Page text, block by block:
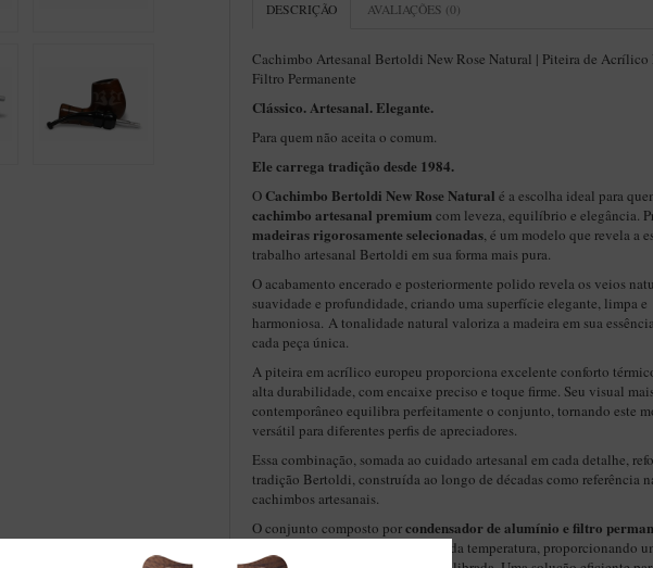
DESCRIÇÃO AVALIAÇÕES (0)
Cachimbo Artesanal Bertoldi New Rose Natural | Piteira de Acrílico
Filtro Permanente
Clássico. Artesanal. Elegante.
Para quem não aceita o comum.
Ele carrega tradição desde 1984.
O Cachimbo Bertoldi New Rose Natural é a escolha ideal para
cachimbo artesanal premium com leveza, equilíbrio e elegância.
madeiras rigorosamente selecionadas, é um modelo que revela a
trabalho artesanal Bertoldi em sua forma mais pura.
O acabamento encerado e posteriormente polido revela os veios
suavidade e profundidade, criando uma superfície elegante, limpa e
harmoniosa. A tonalidade natural valoriza a madeira em sua
cada peça única.
A piteira em acrílico europeu proporciona excelente conforto
alta durabilidade, com encaixe preciso e toque firme. Seu visual
contemporâneo equilibra perfeitamente o conjunto, tornando este
versátil para diferentes perfis de apreciadores.
Essa combinação, somada ao cuidado artesanal em cada detalhe,
tradição Bertoldi, construída ao longo de décadas como referência
cachimbos artesanais.
O conjunto composto porcondensador de alumínio e filtro
favorece o controle da umidade e da temperatura, proporcionando